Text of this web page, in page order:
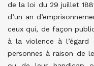
de la loi du 29 juillet
d’un an
ceux qui, de façon
à la violence à l’égard
personnes à raison de